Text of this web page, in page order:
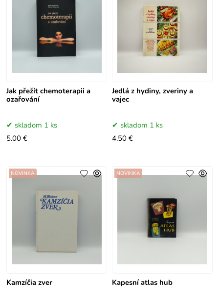
Jak přežít chemoterapii a
ozařování
skladom 1 ks
5.00 €
Jedlá z hydiny, zveriny a
vajec
skladom 1 ks
4.50 €
Kamzíčia zver
NOVINKA
Kapesní atlas hub
NOVINKA